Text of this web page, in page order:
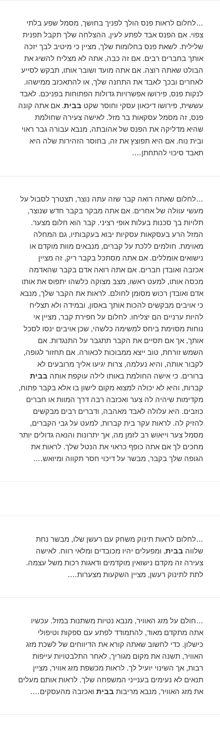
…לחלום לראות פנס הולך לפניך בחושך, מסמל שפע בלתי
צפוי. אם הפנס אבד לפתע לעין, ההצלחה שלך תקבל תפנית
שלילית. לשאת פנס בחלומות שלך, מציין כי מיטיב לבך יזכה
אותך בחברים רבים. אם זה כבה, אתה לא מצליח להשיג את
הבולט שאתה רוצה. אם אתה מועד ושובר אותו, תבקש לסייע
לאחרים ובכך לאבד את התחנה שלך, או להתאכזב ממישהו.
לנקות פנס, פירושו אפשרויות גדולות הפתוחות בפניכם. לאבד
עששית, פירושו דיכאון עסקי וחוסר שקט בבית. אם אתה קונה
פנס, זה מסמל עסקאות בר מזל. לאישה צעירה שחולמת
שהיא מדליקה את הפנס של אהובתה, מנבא עבורה גבר ראוי
ובית נוח. אם היא תפוצץ את זה, בחוסר הזהירות שלה היא
תאבד סיכוי להתחתן….
…לחלום שאתה רואה קבר שזה עתה נוצר, תצטרך לסבול על
מעשי עוולה של אחרים. אם אתה מבקר בקבר חדש שנוצר,
תלויות בך סכנות בעלות אופי רציני. קבר הוא חלום מצער.
המזל הרע בעסקאות עסקיות יבוא בעקבותיו, גם המחלה
מאוימת. חולמים ללכת על קברים, מנבאים מוות מוקדם או
נישואים אומללים. אם אתה מסתכל בקבר ריק, זה מציין
אכזבה ואובדן חברים. אם אתה רואה אדם בקבר שהאדמה
מכסה אותו, למעט ראשו, מצב מצוקה כלשהו יתפוס את אותו
אדם ואובדן רכוש מסומן לחולם. לראות את הקבר שלך, מנבא
כי אויבים מבקשים להכות אותך באסון, ובמידה ולא תצליח
להיות ערניים הם יצליחו. לחלום על חפירת קבר, מציין אי
נוחות מסוימת ביחס למשימה כלשהי, שכן אויבים ינסו לסכל
אותך, אך אם תסיים את הקבר תתגבר על התנגדות. אם
השמש זורחת, טוב ייצא ממבוכות לכאורה. אם תחזור לגופה,
לקבור אותה, והיא נעלמה, צרות יגיעו אליך מרובעים לא
ברורים. כי אישה החולמת באותו לילה עוקפת אותה בבית
קברות, והיא לא יכולה למצוא מקום לישון בו אלא בקבר פתוח,
מקדימות שיהיה לה צער ואכזבה רבה דרך המוות או חברים
כוזבים. היא עלולה לאבד מאהבה, ודברים רבים מבקשים
להזיק לה. לראות עקר בית קברות, למעט על גבי הקברים,
מסמל צער וייאוש רב לזמן מה, אך יתרונות והנאה גדולים יותר
מחכים לך אם אתה כופף כראוי את הנטל שלך. לראות את
הגופה שלך בקבר, מבשר על דיכוי חסר תקווה ומיואש….
…לחלום לראות תינוק משחק עם רעשן שלו, מבשר נחת
שלווה בבית, ומפעלים יהיו מכובדים ומלאי רווח. לאישה
צעירה זה מקדם נישואין מוקדמים ודאגות רכות משל עצמה.
לתת לתינוק רעשן, מציין השקעות מצערות….
…חולם על מזג האוויר, מנבא נטיות משתנות במזל. עכשיו
אתה מתקדם מאוד, להתמודד לפתע עם ספקות וטיפולי
כישלון. כדי לחשוב שאתה קורא את הדיווחים של לשכת מזג
האוויר, תשנה את מקום מגוריך, לאחר התלבטויות עייפות
רבות, אך השינוי יועיל לך. לראות מכשפת מזג אוויר, מציין
תנאים לא נעימים בענייני המשפחה שלך. לראות אותם מעלים
את מזג האוויר, מנבא מריבות בבית ואכזבה מהעסקים….